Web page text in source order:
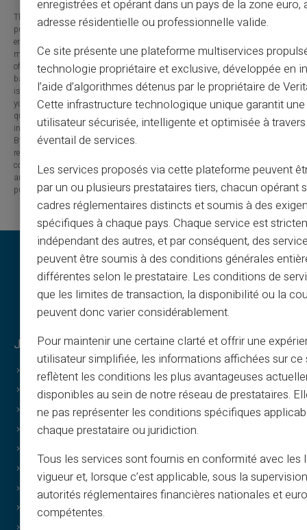
The information provided on this blog is presented for informational
purposes only and has no contractual or legal value. Although we strive to
ensure the accuracy, completeness and updating of the published content, it
may contain errors, omissions or inaccuracies. Carte Veritas and the authors
of the articles cannot be held responsible for decisions or actions taken
based on the information contained in this blog. Any use of this information
is made at your own risk and under your sole responsibility. We encourage
you to consult a qualified professional or an expert for any important
question or decision relating to the subjects discussed. In addition, the
information presented on this site may be modified or updated without notice.
By visiting this blog, you agree that Carte Veritas and its partners are
released from any liability concerning losses, direct or indirect damages, or
consequences arising from the use of the contents of this site, whether they
are linked to errors, omissions or the interpretation of the information
published.
Juridisch & voorwaarden
Algemene voorwaarden
Juridische info
Privacy
Gebruiksvoorwaarden
Tutorials
Referral-voorwaarden
Veritas voordelen
Waarom VERITAS
IBAN & RIB
3D Secure
Cadeaus
enregistrées et opérant dans un pays de la zone euro,
adresse résidentielle ou professionnelle valide.
Ce site présente une plateforme multiservices
technologie propriétaire et exclusive, développée en
l’aide d’algorithmes détenus par le propriétaire de
Cette infrastructure technologique unique garantit
utilisateur sécurisée, intelligente et optimisée à
éventail de services.
Les services proposés via cette plateforme peuvent
par un ou plusieurs prestataires tiers, chacun opérant
cadres réglementaires distincts et soumis à des
spécifiques à chaque pays. Chaque service est
indépendant des autres, et par conséquent, des
peuvent être soumis à des conditions générales
différentes selon le prestataire. Les conditions de
que les limites de transaction, la disponibilité ou la
peuvent donc varier considérablement.
Pour maintenir une certaine clarté et offrir une
utilisateur simplifiée, les informations affichées sur ce
reflètent les conditions les plus avantageuses
disponibles au sein de notre réseau de prestataires.
ne pas représenter les conditions spécifiques
chaque prestataire ou juridiction.
Tous les services sont fournis en conformité avec les
vigueur et, lorsque c’est applicable, sous la
autorités réglementaires financières nationales et
compétentes.